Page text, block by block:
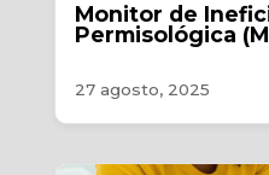
Monitor de
Permisológica
27 agosto, 2025